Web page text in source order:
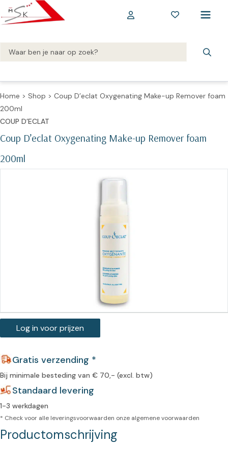
Home > Shop > Coup D’eclat Oxygenating Make-up Remover foam
200ml
Coup D’eclat Oxygenating Make-up Remover foam
200ml
COUP D’ECLAT
Log in voor prijzen
Gratis verzending *
Bij minimale besteding van € 70,- (excl. btw)
Standaard levering
1-3 werkdagen
* Check voor alle leveringsvoorwaarden onze algemene voorwaarden
Productomschrijving